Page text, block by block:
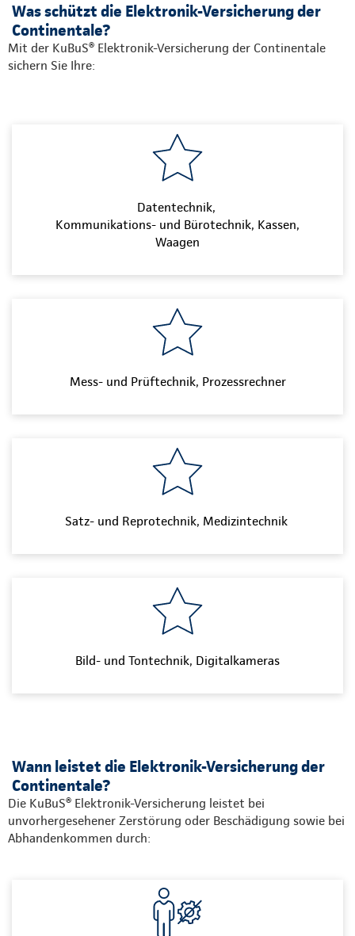
Was schützt die Elektronik-Versicherung der
Continentale?
Mit der KuBuS® Elektronik-Versicherung der Continentale
sichern Sie Ihre:
Datentechnik,
Kommunikations- und Bürotechnik, Kassen,
Waagen
Mess- und Prüftechnik, Prozessrechner
Satz- und Reprotechnik, Medizintechnik
Bild- und Tontechnik, Digitalkameras
Wann leistet die Elektronik-Versicherung der
Continentale?
Die KuBuS® Elektronik-Versicherung leistet bei
unvorhergesehener Zerstörung oder Beschädigung sowie bei
Abhandenkommen durch: